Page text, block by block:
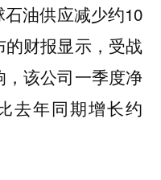
油供应减少约10
财报显示，受战
该公司一季度净
去年同期增长约